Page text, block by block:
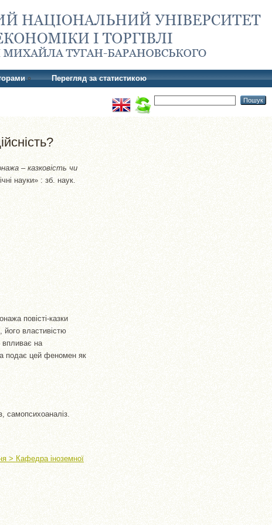
Перегляд за статистикою
– казковість чи
науки» : зб. наук.
повісті-казки
властивістю
впливає на
подає цей феномен як
самопсихоаналіз.
> Кафедра іноземної